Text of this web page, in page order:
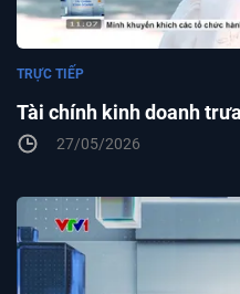
Tài chính kinh doanh
TRỰC TIẾP
27/05/2026